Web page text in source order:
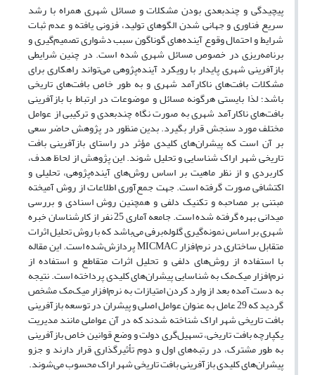
پیچیدگی و چندبعدی بودن مشکلات و مسائل شهری همراه با رشد
سریع فناوری و جهانی شدن الگوهای تولید، فزونی یافته و عدم ثبات
شرایط و احتمال وقوع آینده‌های گوناگون سبب دشواری تصمیم‌گیری و
برنامه‌ریزی در خصوص مسائل شهری شده است. در چنین شرایطی
بازآفرینی شهری پایدار با رویکرد آینده‌پژوهی می‌تواند راهکاری برای
مشکلات بافت‌های ناکارآمد شهری و به طور خاص بافت‌های تاریخی
باشد؛ لذا بایستی هرگونه مسائل و موضوعات در ارتباط با بازآفرینی
بافت‌های ناکارآمد شهری به صورت نگاه چندبعدی و ترکیبی از عوامل
مختلف مورد سنجش قرار بگیرد. بدین منظور در پژوهش حاضر سعی
بر آن است که پیشران‌های کلیدی مؤثر در راستای باز‌آفرینی بافت
تاریخی شهر اراک شناسایی و تحلیل شوند. این پژوهش از لحاظ هدف،
کاربردی و از نظر ماهیت بر اساس روش‌های آینده‌پژوهی، تحلیلی و
اکتشافی صورت گرفته است. جهت جمع‌آوری اطلاعات از روش آمیخته
مبتنی بر مصاحبه و تکنیک دلفی و همچنین روش اسنادی و بررسی
میدانی بهره گرفته شده است. جامعه آماری 25 نفر از کارشناسان خبره
شهری بر اساس نمونه‌گیری گلوله‌برفی می‌باشد که با روش تحلیل اثرات
متقابل ساختاری در نرم‌افزار MICMAC پردازش‌شده است. این مقاله
با استفاده از روش‌های دلفی و تحلیل اثرات متقاطع و استفاده از
نرم‌افزار میک‌مک به شناسایی پیشران‌های کلیدی پرداخته است. نتیجه
به دست آمده بعد از وارد کردن امتیازات به نرم‌افزار میک‌مک مشخص
گردید که 29 عامل به عنوان عوامل اصلی و پیشران در توسعه باز‌آفرینی
بافت تاریخی شهر اراک شناخته شدند که در آن عواملی مانند مدیریت
یکپارچه بافت تاریخی، تسهیل‌گری دولت و وضع قوانین خاص بازآفرینی
به طور مشترک، در رتبه‌های اول و دوم تأثیرگذاری قرار دارند و جزو
پیشران‌های کلیدی بازآفرینی بافت تاریخی شهر اراک محسوب می‌شوند.